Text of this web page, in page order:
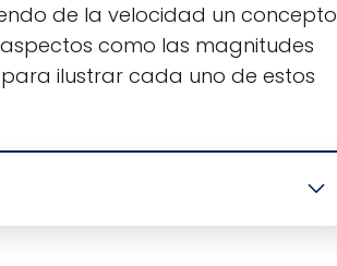
de la velocidad un concepto
como las magnitudes
ilustrar cada uno de estos